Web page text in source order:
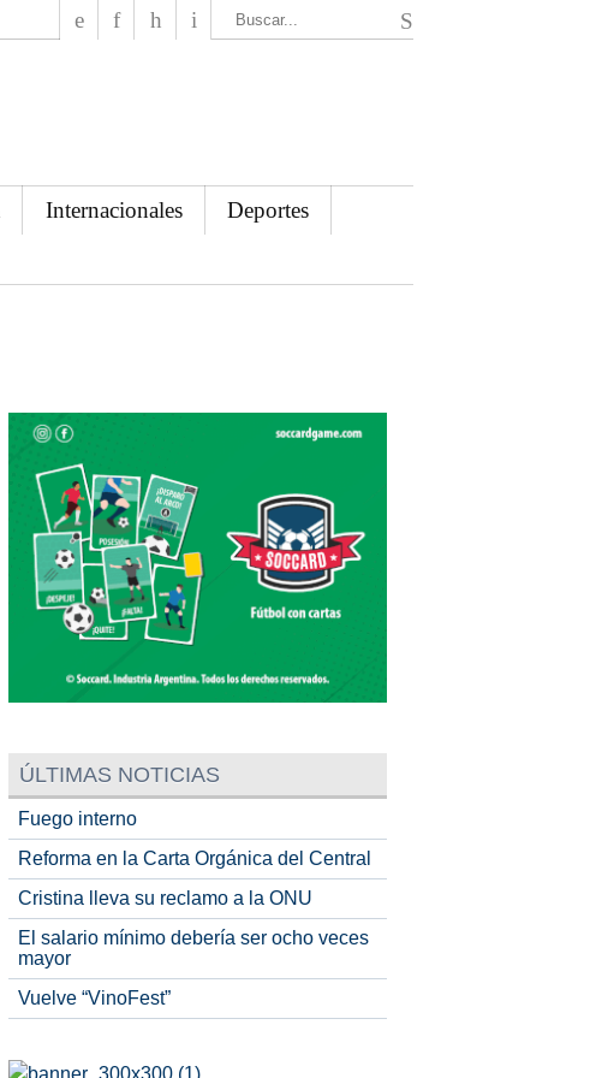
Internacionales
Deportes
ÚLTIMAS NOTICIAS
Fuego interno
Reforma en la Carta Orgánica del Central
Cristina lleva su reclamo a la ONU
El salario mínimo debería ser ocho veces
mayor
Vuelve “VinoFest”